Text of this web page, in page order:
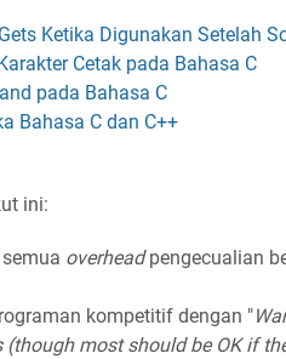
Ketika Digunakan Setelah
Cetak pada Bahasa C
pada Bahasa C
Bahasa C dan C++
ini:
semua overheadpengecualian
kompetitif dengan "
most should be OK if